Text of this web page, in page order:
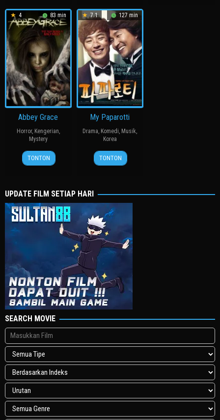
4 83 min
Abbey Grace
Horror, Kengerian,
Mystery
1
Apr
Stephen
Durham
TONTON
7.1 127 min
My Paparotti
Drama, Komedi, Musik,
Korea
14
Mar
윤
종
TONTON
UPDATE FILM SETIAP HARI
SEARCH MOVIE